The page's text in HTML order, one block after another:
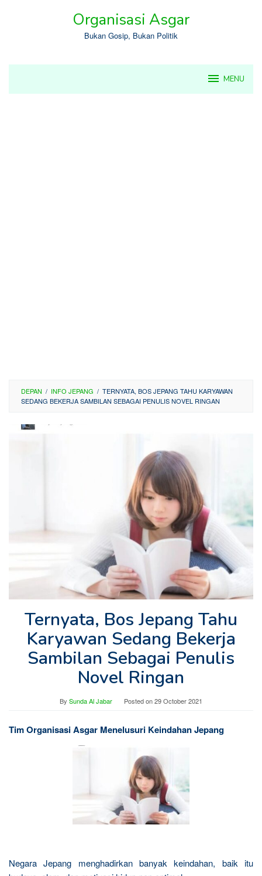
Organisasi Asgar
Bukan Gosip, Bukan Politik
MENU
DEPAN / INFO JEPANG / TERNYATA, BOS JEPANG TAHU KARYAWAN
SEDANG BEKERJA SAMBILAN SEBAGAI PENULIS NOVEL RINGAN
Ternyata, Bos Jepang Tahu
Karyawan Sedang Bekerja
Sambilan Sebagai Penulis
Novel Ringan
By Sunda Al Jabar Posted on29 October 2021
Tim Organisasi Asgar Menelusuri Keindahan Jepang
Negara Jepang menghadirkan banyak keindahan, baik itu